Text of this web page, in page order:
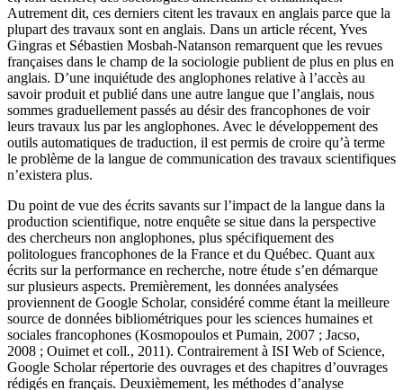
Autrement dit, ces derniers citent les travaux en anglais parce que la
plupart des travaux sont en anglais. Dans un article récent, Yves
Gingras et Sébastien Mosbah-Natanson remarquent que les revues
françaises dans le champ de la sociologie publient de plus en plus en
anglais. D’une inquiétude des anglophones relative à l’accès au
savoir produit et publié dans une autre langue que l’anglais, nous
sommes graduellement passés au désir des francophones de voir
leurs travaux lus par les anglophones. Avec le développement des
outils automatiques de traduction, il est permis de croire qu’à terme
le problème de la langue de communication des travaux scientifiques
n’existera plus.
Du point de vue des écrits savants sur l’impact de la langue dans la
production scientifique, notre enquête se situe dans la perspective
des chercheurs non anglophones, plus spécifiquement des
politologues francophones de la France et du Québec. Quant aux
écrits sur la performance en recherche, notre étude s’en démarque
sur plusieurs aspects. Premièrement, les données analysées
proviennent de Google Scholar, considéré comme étant la meilleure
source de données bibliométriques pour les sciences humaines et
sociales francophones (Kosmopoulos et Pumain, 2007 ; Jacso,
2008 ; Ouimet et coll., 2011). Contrairement à ISI Web of Science,
Google Scholar répertorie des ouvrages et des chapitres d’ouvrages
rédigés en français. Deuxièmement, les méthodes d’analyse